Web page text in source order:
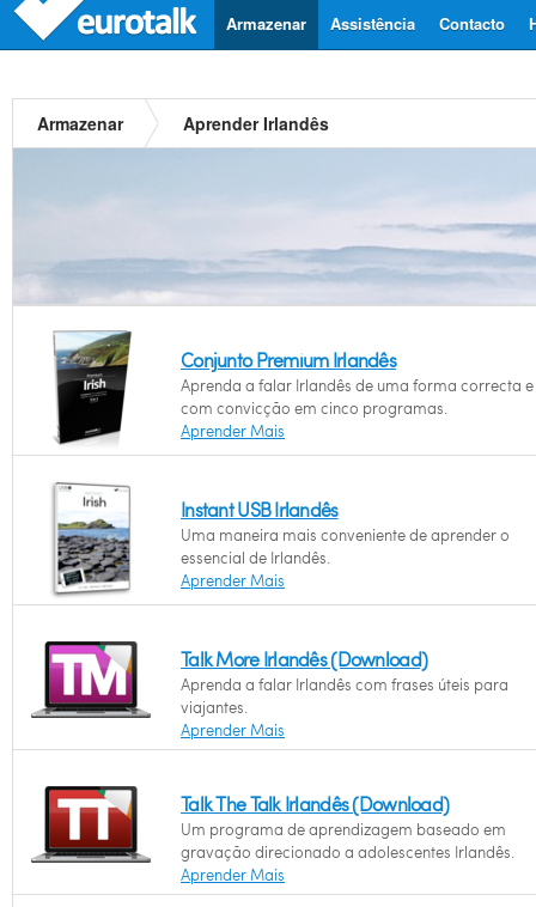
Contacto
Assistência
Armazenar
Armazenar Aprender Irlandês
Conjunto Premium Irlandês
Aprenda a falar Irlandês de uma forma correcta e
com convicção em cinco programas.
Aprender Mais
Instant USB Irlandês
Uma maneira mais conveniente de aprender o
essencial de Irlandês.
Aprender Mais
Talk More Irlandês (Download)
Aprenda a falar Irlandês com frases úteis para
viajantes.
Aprender Mais
Talk The Talk Irlandês (Download)
Um programa de aprendizagem baseado em
gravação direcionado a adolescentes Irlandês.
Aprender Mais